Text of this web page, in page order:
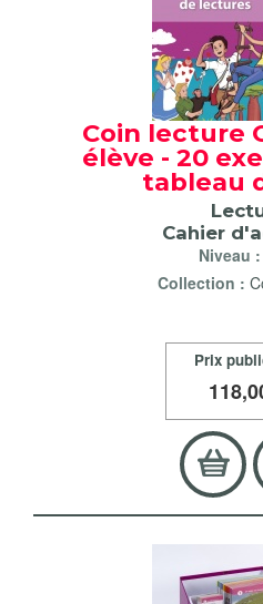
Coin lecture
élève - 20
tableau
Cahier
Niveau :
Collection :
Prix
118